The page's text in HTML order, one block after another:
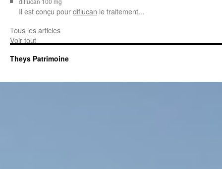
Il est conçu pourdiflucan le traitement...
Tous les articles
Voir tout
Theys Patrimoine